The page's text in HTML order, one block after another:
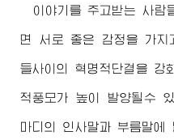
이야기를 주고받는 사람
면 서로 좋은 감정을 가지
들사이의 혁명적단결을 강
적풍모가 높이 발양될수
마디의 인사말과 부름말에